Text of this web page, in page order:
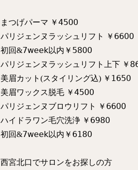
まつげパーマ ￥𝟦𝟧𝟢𝟢
パリジェンヌラッシュリフト ￥𝟨𝟨𝟢𝟢
初回&𝟩𝗐𝖾𝖾𝗄以内￥𝟧𝟪𝟢𝟢
パリジェンヌラッシュリフト上下 ￥
美眉カット(スタイリング込) ￥𝟣𝟨𝟧𝟢
美眉ワックス脱毛 ￥𝟦𝟧𝟢𝟢
パリジェンヌブロウリフト ￥𝟨𝟨𝟢𝟢
ハイドラワン毛穴洗浄 ￥𝟨𝟫𝟪𝟢
初回&𝟩𝗐𝖾𝖾𝗄以内￥𝟨𝟣𝟪𝟢
西宮北口でサロンをお探しの方